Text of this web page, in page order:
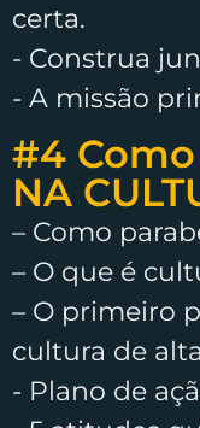
certa.
​- Construa
​- A missão
#4 Como
NA
– Como
– O que é
– O primeiro
cultura de
​- Plano de